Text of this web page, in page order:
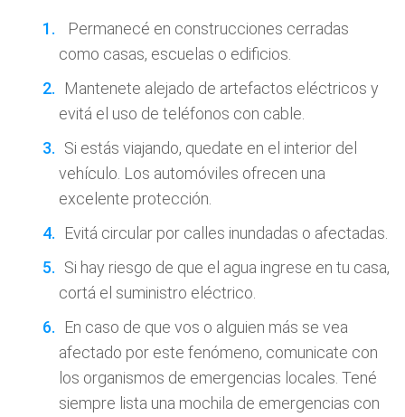
Permanecé en construcciones cerradas
como casas, escuelas o edificios.
Mantenete alejado de artefactos eléctricos y
evitá el uso de teléfonos con cable.
Si estás viajando, quedate en el interior del
vehículo. Los automóviles ofrecen una
excelente protección.
Evitá circular por calles inundadas o afectadas.
Si hay riesgo de que el agua ingrese en tu casa,
cortá el suministro eléctrico.
En caso de que vos o alguien más se vea
afectado por este fenómeno, comunicate con
los organismos de emergencias locales. Tené
siempre lista una mochila de emergencias con